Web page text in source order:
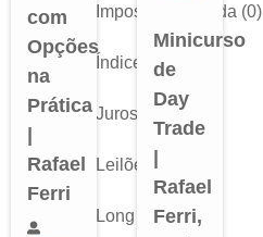
Imposto de Renda (0)
Índice 0)
Juros (DI) (0
Leilões(
Long & Short
com
Opções
na
Prática
|
Rafael
Ferri
Minicurso
de
Day
Trade
|
Rafael
Ferri,